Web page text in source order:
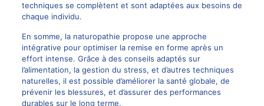
techniques se complètent et sont adaptées aux besoins de
chaque individu.
En somme, la naturopathie propose une approche
intégrative pour optimiser la remise en forme après un
effort intense. Grâce à des conseils adaptés sur
l’alimentation, la gestion du stress, et d’autres techniques
naturelles, il est possible d’améliorer la santé globale, de
prévenir les blessures, et d’assurer des performances
durables sur le long terme.